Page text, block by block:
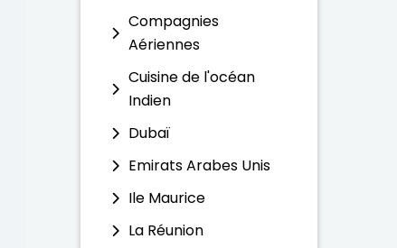
Compagnies
Aériennes
Cuisine de l'océan
Indien
Dubaï
Emirats Arabes Unis
Ile Maurice
La Réunion